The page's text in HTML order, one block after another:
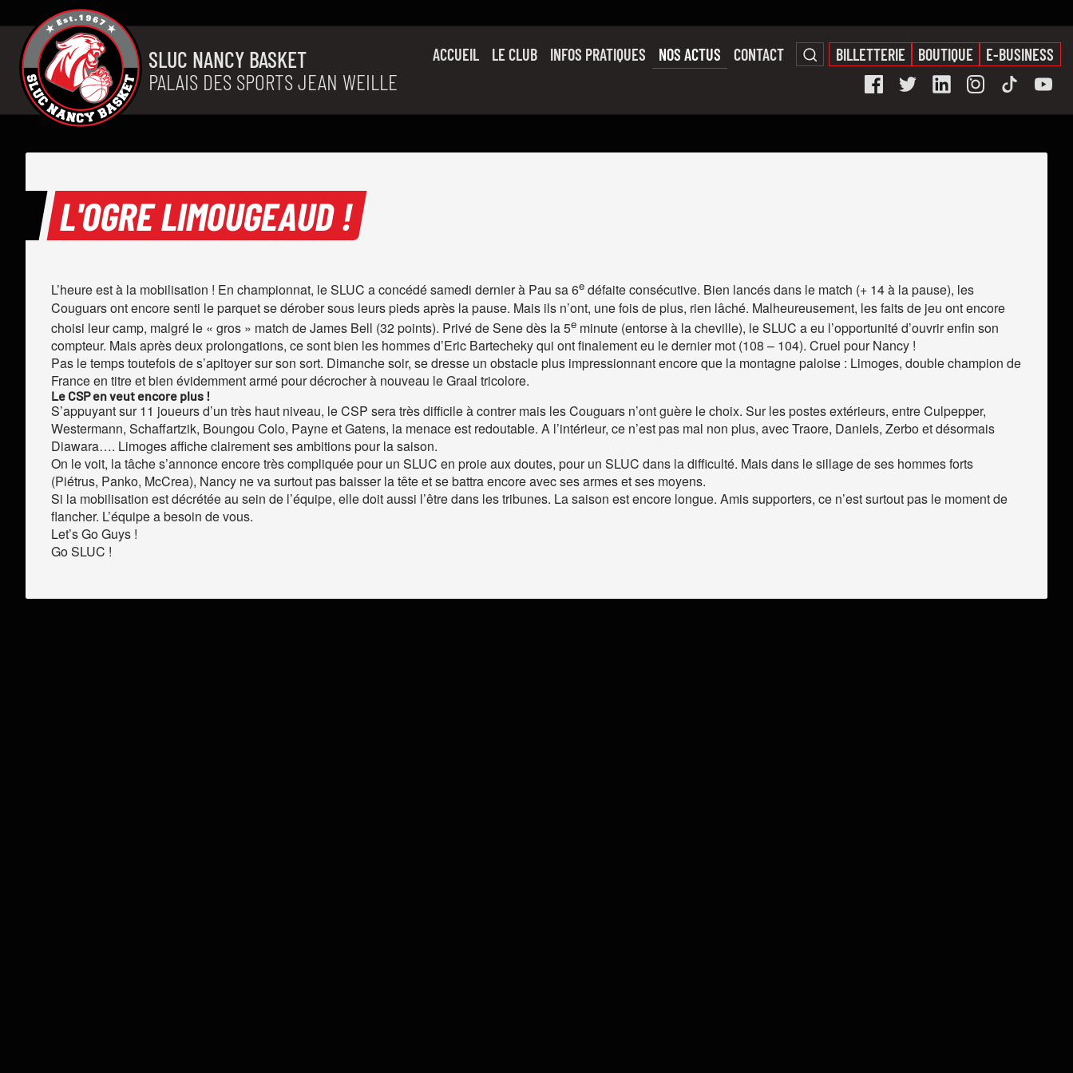
Aller au contenu
SLUC NANCY BASKET
PALAIS DES SPORTS JEAN WEILLE
ACCUEIL
LE CLUB
L’ÉQUIPE PRO
INFOS PRATIQUES NOS ACTUS CONTACT BILLETTERIE BOUTIQUE E-BUSINESS
L'OGRE LIMOUGEAUD !
L’heure est à la mobilisation ! En championnat, le SLUC a concédé samedi dernier à Pau sa 6e défaite consécutive. Bien lancés dans le match (+ 14 à la pause), les
Couguars ont encore senti le parquet se dérober sous leurs pieds après la pause. Mais ils n’ont, une fois de plus, rien lâché. Malheureusement, les faits de jeu ont encore
choisi leur camp, malgré le « gros » match de James Bell (32 points). Privé de Sene dès la 5e minute (entorse à la cheville), le SLUC a eu l’opportunité d’ouvrir enfin son
compteur. Mais après deux prolongations, ce sont bien les hommes d’Eric Bartecheky qui ont finalement eu le dernier mot (108 – 104). Cruel pour Nancy !
Pas le temps toutefois de s’apitoyer sur son sort. Dimanche soir, se dresse un obstacle plus impressionnant encore que la montagne paloise : Limoges, double champion de
France en titre et bien évidemment armé pour décrocher à nouveau le Graal tricolore.
Le CSP en veut encore plus !
S’appuyant sur 11 joueurs d’un très haut niveau, le CSP sera très difficile à contrer mais les Couguars n’ont guère le choix. Sur les postes extérieurs, entre Culpepper,
Westermann, Schaffartzik, Boungou Colo, Payne et Gatens, la menace est redoutable. A l’intérieur, ce n’est pas mal non plus, avec Traore, Daniels, Zerbo et désormais
Diawara…. Limoges affiche clairement ses ambitions pour la saison.
On le voit, la tâche s’annonce encore très compliquée pour un SLUC en proie aux doutes, pour un SLUC dans la difficulté. Mais dans le sillage de ses hommes forts
(Piétrus, Panko, McCrea), Nancy ne va surtout pas baisser la tête et se battra encore avec ses armes et ses moyens.
Si la mobilisation est décrétée au sein de l’équipe, elle doit aussi l’être dans les tribunes. La saison est encore longue. Amis supporters, ce n’est surtout pas le moment de
flancher. L’équipe a besoin de vous.
Let’s Go Guys !
Go SLUC !